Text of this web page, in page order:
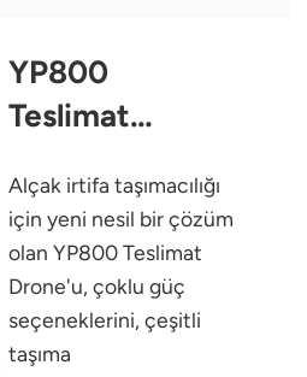
YP800
Teslimat
Alçak irtifa taşımacılığı
için yeni nesil bir çözüm
olan YP800 Teslimat
Drone'u, çoklu güç
seçeneklerini, çeşitli
taşıma